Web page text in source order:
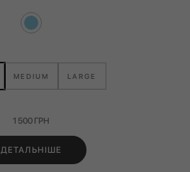
MEDIUM LARGE
1 500 ГРН
ДЕТАЛЬНІШЕ